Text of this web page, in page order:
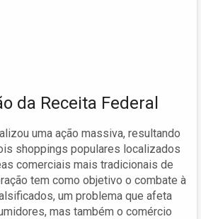
da Receita Federal
uma ação massiva, resultando
shoppings populares localizados
comerciais mais tradicionais de
tem como objetivo o combate à
um problema que afeta
mas também o comércio